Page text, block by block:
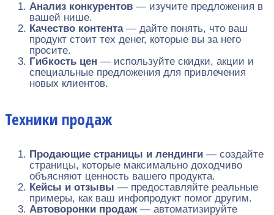
Анализ конкурентов — изучите предложения в
вашей нише.
Качество контента— дайте понять, что ваш
продукт стоит тех денег, которые вы за него
просите.
Гибкость цен — используйте скидки, акции и
специальные предложения для привлечения
новых клиентов.
Техники продаж
Продающие страницы и лендинги — создайте
страницы, которые максимально доходчиво
объясняют ценность вашего продукта.
Кейсы и отзывы — предоставляйте реальные
примеры, как ваш инфопродукт помог другим.
Автоворонки продаж — автоматизируйте